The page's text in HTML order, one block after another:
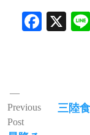
X
投
稿
Previous
Post
Next
三陸